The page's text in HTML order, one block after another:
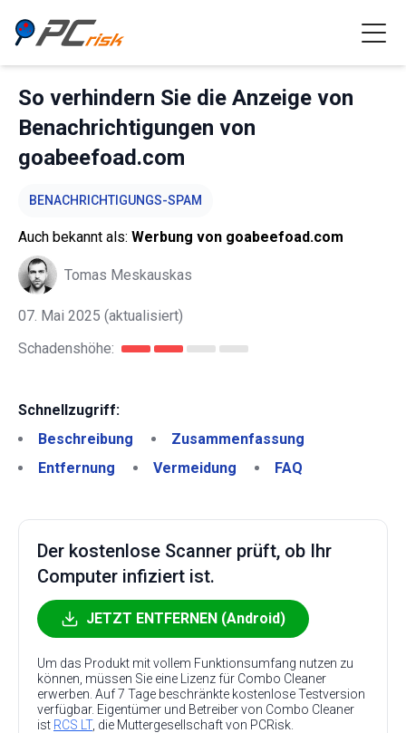
So verhindern Sie die Anzeige von
Benachrichtigungen von
goabeefoad.com
BENACHRICHTIGUNGS-SPAM
Auch bekannt als: Werbung von goabeefoad.com
Tomas Meskauskas
07. Mai 2025 (aktualisiert)
Schadenshöhe:
Schnellzugriff:
Beschreibung
Zusammenfassung
Entfernung
Vermeidung FAQ
Der kostenlose Scanner prüft, ob Ihr
Computer infiziert ist.
JETZT ENTFERNEN (Android)
Um das Produkt mit vollem Funktionsumfang nutzen zu
können, müssen Sie eine Lizenz für Combo Cleaner
erwerben. Auf 7 Tage beschränkte kostenlose Testversion
verfügbar. Eigentümer und Betreiber von Combo Cleaner
ist RCS LT, die Muttergesellschaft von PCRisk.